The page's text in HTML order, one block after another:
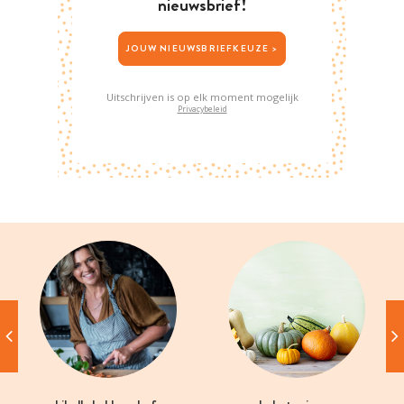
JOUW NIEUWSBRIEFKEUZE >
Uitschrijven is op elk moment mogelijk
Privacybeleid